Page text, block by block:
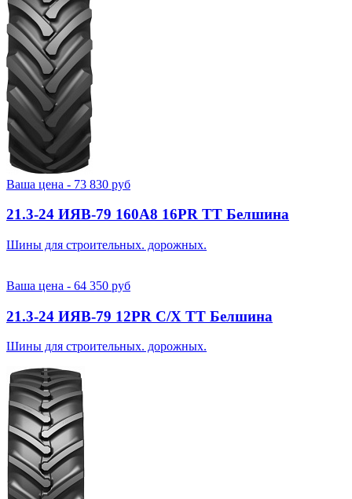
Ваша цена - 73 830 руб
21.3-24 ИЯВ-79 160A8 16PR TT Белшина
Шины для строительных. дорожных.
Ваша цена - 64 350 руб
21.3-24 ИЯВ-79 12PR С/Х TT Белшина
Шины для строительных. дорожных.